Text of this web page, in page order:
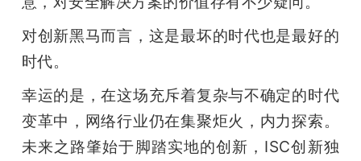
对创新黑马而言，这是最坏的时代也是最好的
时代。
幸运的是，在这场充斥着复杂与不确定的时代
变革中，网络行业仍在集聚炬火，内力探索。
未来之路肇始于脚踏实地的创新，ISC创新独